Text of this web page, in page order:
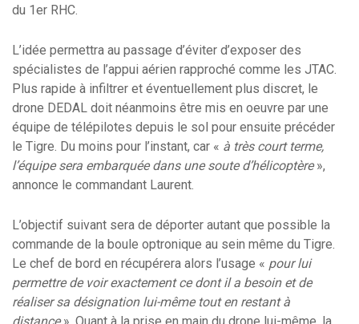
du 1er RHC.
L’idée permettra au passage d’éviter d’exposer des
spécialistes de l’appui aérien rapproché comme les JTAC.
Plus rapide à infiltrer et éventuellement plus discret, le
drone DEDAL doit néanmoins être mis en oeuvre par une
équipe de télépilotes depuis le sol pour ensuite précéder
le Tigre. Du moins pour l’instant, car « à très court terme,
l’équipe sera embarquée dans une soute d’hélicoptère»,
annonce le commandant Laurent.
L’objectif suivant sera de déporter autant que possible la
commande de la boule optronique au sein même du Tigre.
Le chef de bord en récupérera alors l’usage « pour lui
permettre de voir exactement ce dont il a besoin et de
réaliser sa désignation lui-même tout en restant à
distance». Quant à la prise en main du drone lui-même, la